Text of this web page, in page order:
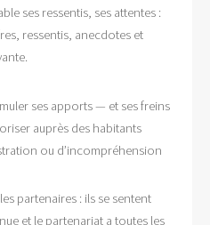
ses ressentis, ses attentes :
ressentis, anecdotes et
ses apports — et ses freins
auprès des habitants
ou d’incompréhension
partenaires : ils se sentent
et le partenariat a toutes les